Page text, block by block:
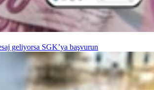
geliyorsa SGK’ya başvurun